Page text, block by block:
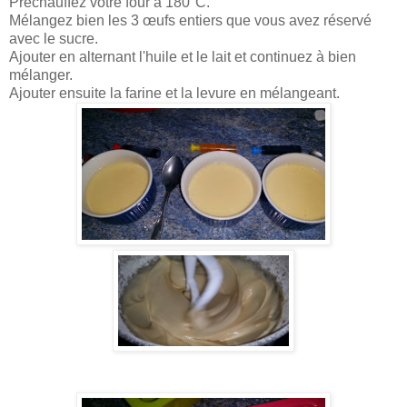
Mélangez bien les 3 œufs entiers que vous avez réservé
avec le sucre.
Ajouter en alternant l'huile et le lait et continuez à bien
mélanger.
Ajouter ensuite la farine et la levure en mélangeant.